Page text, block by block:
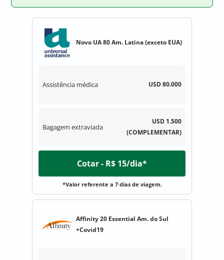
Novo UA 80 Am. Latina (exceto EUA)
Assistência médica USD 80.000
Bagagem extraviada
USD 1.500
(COMPLEMENTAR)
Cotar - R$ 15/dia*
*Valor referente a 7 dias de viagem.
Affinity 20 Essential Am. do Sul
+Covid19